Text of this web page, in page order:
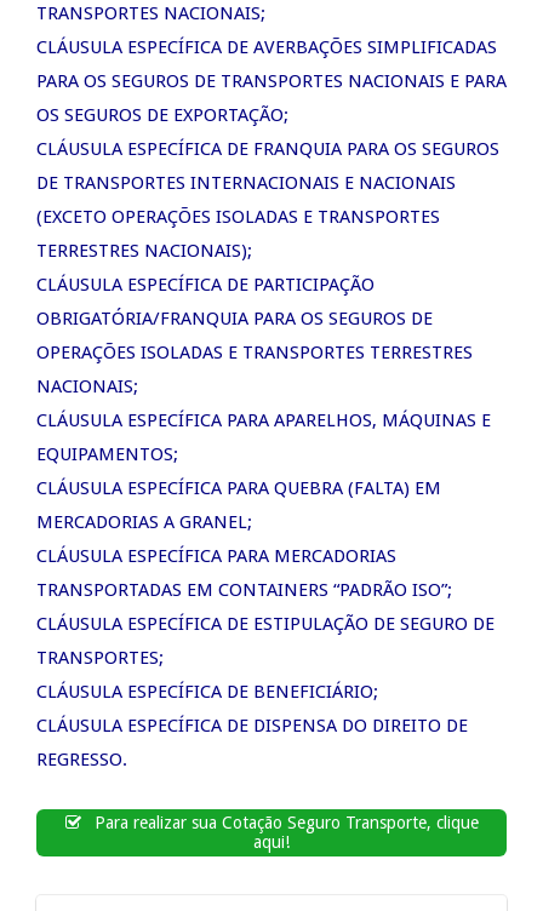
TRANSPORTES NACIONAIS;
CLÁUSULA ESPECÍFICA DE AVERBAÇÕES SIMPLIFICADAS
PARA OS SEGUROS DE TRANSPORTES NACIONAIS E PARA
OS SEGUROS DE EXPORTAÇÃO;
CLÁUSULA ESPECÍFICA DE FRANQUIA PARA OS SEGUROS
DE TRANSPORTES INTERNACIONAIS E NACIONAIS
(EXCETO OPERAÇÕES ISOLADAS E TRANSPORTES
TERRESTRES NACIONAIS);
CLÁUSULA ESPECÍFICA DE PARTICIPAÇÃO
OBRIGATÓRIA/FRANQUIA PARA OS SEGUROS DE
OPERAÇÕES ISOLADAS E TRANSPORTES TERRESTRES
NACIONAIS;
CLÁUSULA ESPECÍFICA PARA APARELHOS, MÁQUINAS E
EQUIPAMENTOS;
CLÁUSULA ESPECÍFICA PARA QUEBRA (FALTA) EM
MERCADORIAS A GRANEL;
CLÁUSULA ESPECÍFICA PARA MERCADORIAS
TRANSPORTADAS EM CONTAINERS “PADRÃO ISO”;
CLÁUSULA ESPECÍFICA DE ESTIPULAÇÃO DE SEGURO DE
TRANSPORTES;
CLÁUSULA ESPECÍFICA DE BENEFICIÁRIO;
CLÁUSULA ESPECÍFICA DE DISPENSA DO DIREITO DE
REGRESSO.
Para realizar sua Cotação Seguro Transporte, clique
aqui!